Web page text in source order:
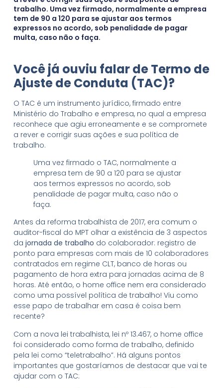
trabalho. Uma vez firmado, normalmente a empresa
tem de 90 a 120 para se ajustar aos termos
expressos no acordo, sob penalidade de pagar
multa, caso não o faça.
Você já ouviu falar de Termo de
Ajuste de Conduta (TAC)?
O TAC é um instrumento jurídico, firmado entre
Ministério do Trabalho e empresa, no qual a empresa
reconhece que agiu erroneamente e se compromete
a rever e corrigir suas ações e sua política de
trabalho.
Uma vez firmado o TAC, normalmente a
empresa tem de 90 a 120 para se ajustar
aos termos expressos no acordo, sob
penalidade de pagar multa, caso não o
faça.
Antes da reforma trabalhista de 2017, era comum o
auditor-fiscal do MPT olhar a existência de 3 aspectos
da jornada de trabalho do colaborador: registro de
ponto para empresas com mais de 10 colaboradores
contratados em regime CLT, banco de horas ou
pagamento de hora extra para jornadas acima de 8
horas. Até então, o home office nem era considerado
como uma possível política de trabalho! Viu como
esse papo de trabalhar em casa é coisa bem
recente?
Com a nova lei trabalhista, lei nº 13.467, o home office
foi considerado como forma de trabalho, definido
pela lei como “teletrabalho”. Há alguns pontos
importantes que gostaríamos de destacar que vai te
ajudar com o TAC: